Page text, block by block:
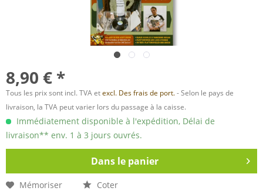
8,90 € *
Tous les prix sont incl. TVA etexcl. Des frais de port.- Selon le pays de
livraison, la TVA peut varier lors du passage à la caisse.
Immédiatement disponible à l'expédition, Délai de
livraison** env. 1 à 3 jours ouvrés.
Dans le panier
Mémoriser Coter